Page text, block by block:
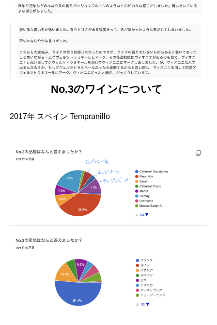
No.3のワインについて
2017年 スペイン Tempranillo